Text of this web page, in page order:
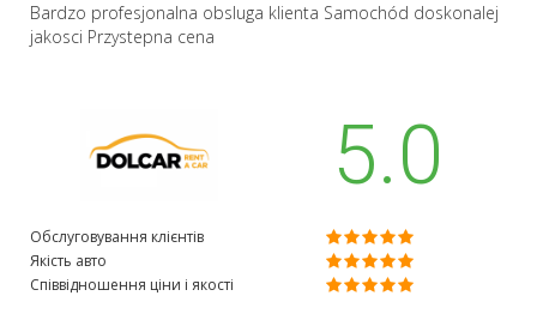
Bardzo profesjonalna obsluga klienta Samochód doskonalej
jakosci Przystepna cena
5.0
Обслуговування клієнтів
Якість авто
Співвідношення ціни і якості